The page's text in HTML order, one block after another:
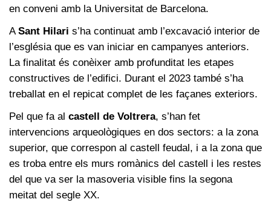
en conveni amb la Universitat de Barcelona.
ASant Hilari s’ha continuat amb l’excavació interior de
l’església que es van iniciar en campanyes anteriors.
La finalitat és conèixer amb profunditat les etapes
constructives de l’edifici. Durant el 2023 també s’ha
treballat en el repicat complet de les façanes exteriors.
Pel que fa al castell de Voltrera, s’han fet
intervencions arqueològiques en dos sectors: a la zona
superior, que correspon al castell feudal, i a la zona que
es troba entre els murs romànics del castell i les restes
del que va ser la masoveria visible fins la segona
meitat del segle XX.